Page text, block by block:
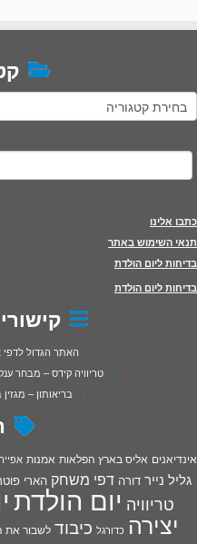
קטגוריות
חיפוש:
כתבו אלינו
תנאי השימוש באתר
בדיחות ליום הולדת
בדיחות ליום הולדת
האתר הגדול לדפי
טריוויה קידס – מבחר
בריאותון –
אינדיאנים אליס בארץ הפלאות אמנות
גליל נייר דורה דפי משחק הארי
טריוויה יום הולדת
יצירה כדורגל כיבוד לשבור את